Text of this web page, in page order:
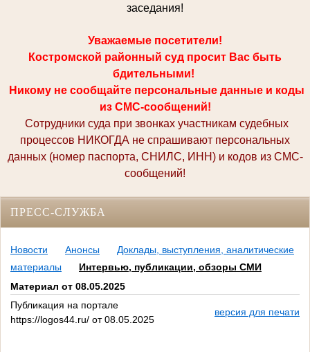
заседания!
Уважаемые посетители!
Костромской районный суд просит Вас быть
бдительными!
Никому не сообщайте персональные данные и коды
из СМС-сообщений!
Сотрудники суда при звонках участникам судебных
процессов НИКОГДА не спрашивают персональных
данных (номер паспорта, СНИЛС, ИНН) и кодов из СМС-
сообщений!
ПРЕСС-СЛУЖБА
Новости Анонсы
Доклады, выступления, аналитические
материалы
Интервью, публикации, обзоры СМИ
Материал от 08.05.2025
Публикация на портале
https://logos44.ru/ от 08.05.2025
версия для печати